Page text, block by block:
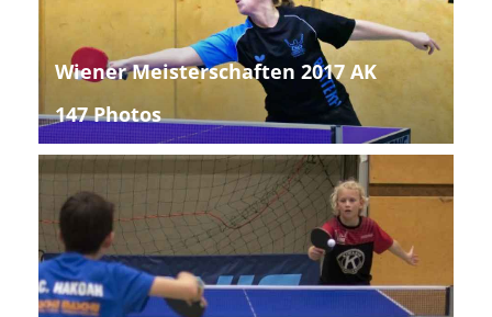
Wiener Meisterschaften 2017 AK
147 Photos